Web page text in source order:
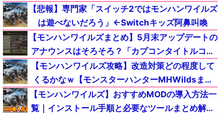
ムが入手【モンスターハンターMHWildsまとめ】
【悲報】専門家「スイッチ2ではモンハンワイルズ
は遊べないだろう」←Switchキッズ阿鼻叫喚
【モンハンワイルズまとめ】5月末アップデートの
アナウンスはそろそろ？「カプコンタイトルコラ
ボ」の内容【モンスターハンターMHWilds】
【モンハンワイルズ攻略】改造対策どの程度して
くるかなｗ【モンスターハンターMHWildsまと
め】
【モンハンワイルズ】おすすめMODの導入方法一
覧｜インストール手順と必要なツールまとめ解説